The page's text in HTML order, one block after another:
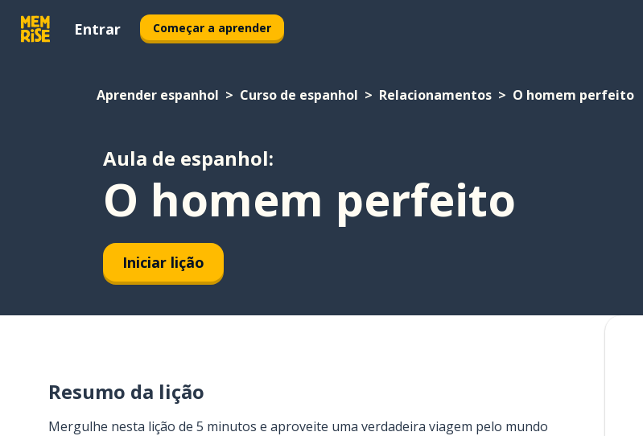
Entrar Começar a aprender
Aprender espanhol Curso de espanhol Relacionamentos O homem perfeito
Aula de espanhol:
O homem perfeito
Iniciar lição
Resumo da lição
Mergulhe nesta lição de 5 minutos e aproveite uma verdadeira viagem pelo mundo